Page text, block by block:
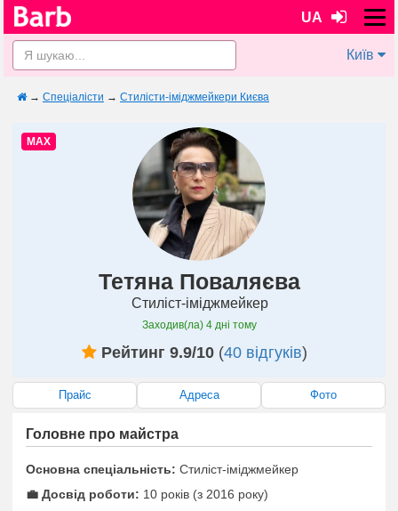
UA
Київ
→ Спеціалісти → Стилісти-іміджмейкери Києва
MAX
Тетяна Поваляєва
Стиліст-іміджмейкер
Заходив(ла) 4 дні тому
Рейтинг 9.9/10 (40 відгуків)
Прайс Адреса Фото
Головне про майстра
Основна спеціальність: Стиліст-іміджмейкер
💼 Досвід роботи: 10 років (з 2016 року)